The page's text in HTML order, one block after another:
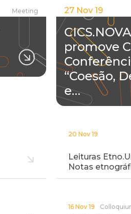
Meeting 27 Nov 19
promove
“Coesão,
e…
20 Nov 19
Leituras
Notas
16 Nov 19